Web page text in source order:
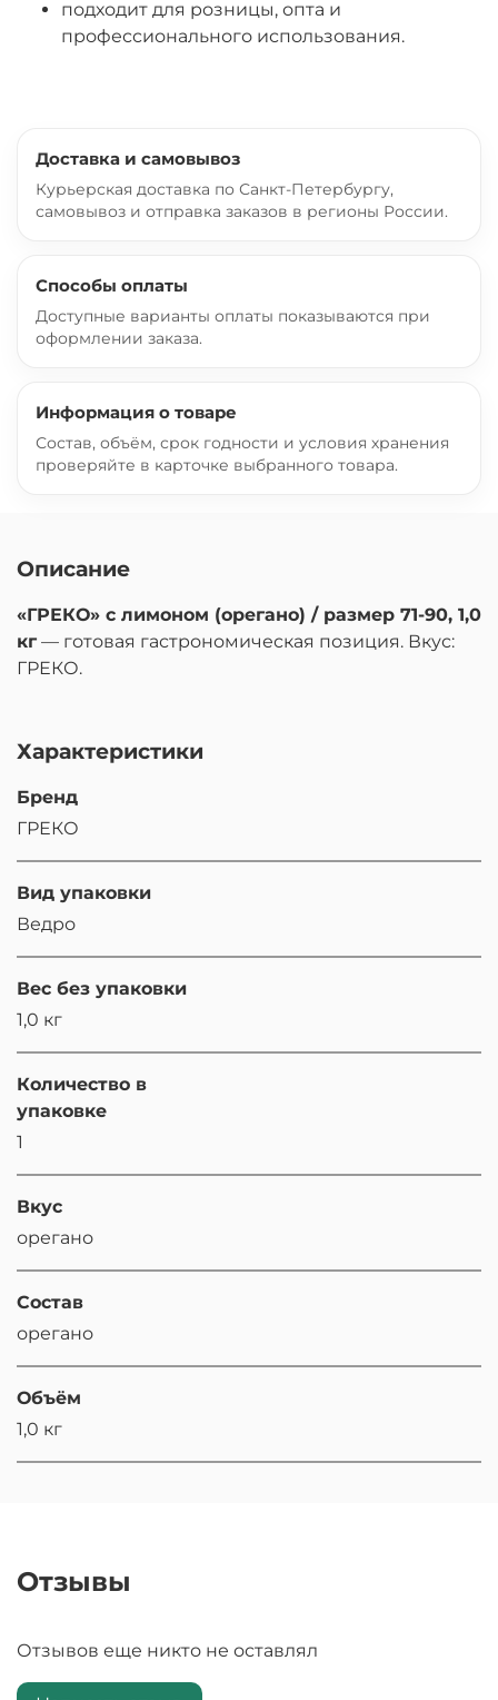
подходит для розницы, опта и
профессионального использования.
Доставка и самовывоз
Курьерская доставка по Санкт-Петербургу,
самовывоз и отправка заказов в регионы России.
Способы оплаты
Доступные варианты оплаты показываются при
оформлении заказа.
Информация о товаре
Состав, объём, срок годности и условия хранения
проверяйте в карточке выбранного товара.
Описание
«ГРЕКО» с лимоном (орегано) / размер 71-90, 1,0
кг — готовая гастрономическая позиция. Вкус:
ГРЕКО.
Характеристики
Бренд
ГРЕКО
Вид упаковки
Ведро
Вес без упаковки
1,0 кг
Количество в
упаковке
1
Вкус
орегано
Состав
орегано
Объём
1,0 кг
Отзывы
Отзывов еще никто не оставлял